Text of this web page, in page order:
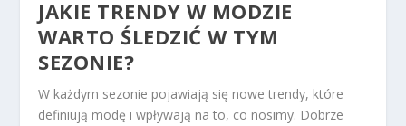
JAKIE TRENDY W MODZIE
WARTO ŚLEDZIĆ W TYM
SEZONIE?
W każdym sezonie pojawiają się nowe trendy, które
definiują modę i wpływają na to, co nosimy. Dobrze